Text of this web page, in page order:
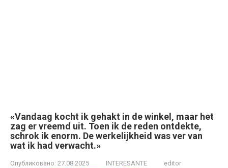
«Vandaag kocht ik gehakt in de winkel, maar het
zag er vreemd uit. Toen ik de reden ontdekte,
schrok ik enorm. De werkelijkheid was ver van
wat ik had verwacht.»
Опубликовано: 27.08.2025 INTERESANTE editor